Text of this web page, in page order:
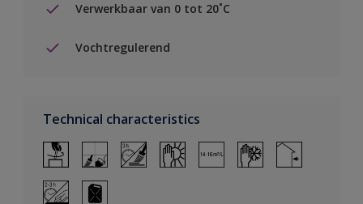
Verwerkbaar van 0 tot 20˚C
Vochtregulerend
Technical characteristics